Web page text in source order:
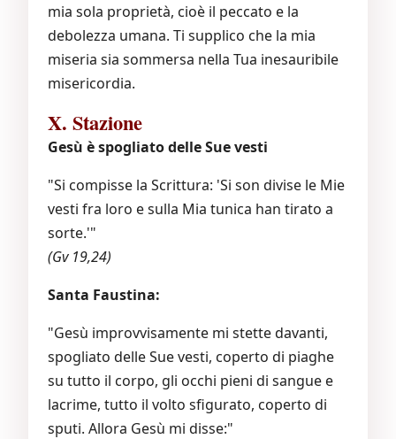
mia sola proprietà, cioè il peccato e la
debolezza umana. Ti supplico che la mia
miseria sia sommersa nella Tua inesauribile
misericordia.
X. Stazione
Gesù è spogliato delle Sue vesti
"Si compisse la Scrittura: 'Si son divise le Mie
vesti fra loro e sulla Mia tunica han tirato a
sorte.'"
(Gv 19,24)
Santa Faustina:
"Gesù improvvisamente mi stette davanti,
spogliato delle Sue vesti, coperto di piaghe
su tutto il corpo, gli occhi pieni di sangue e
lacrime, tutto il volto sfigurato, coperto di
sputi. Allora Gesù mi disse:"